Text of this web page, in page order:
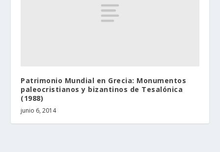
Patrimonio Mundial en Grecia: Monumentos
paleocristianos y bizantinos de Tesalónica
(1988)
junio 6, 2014